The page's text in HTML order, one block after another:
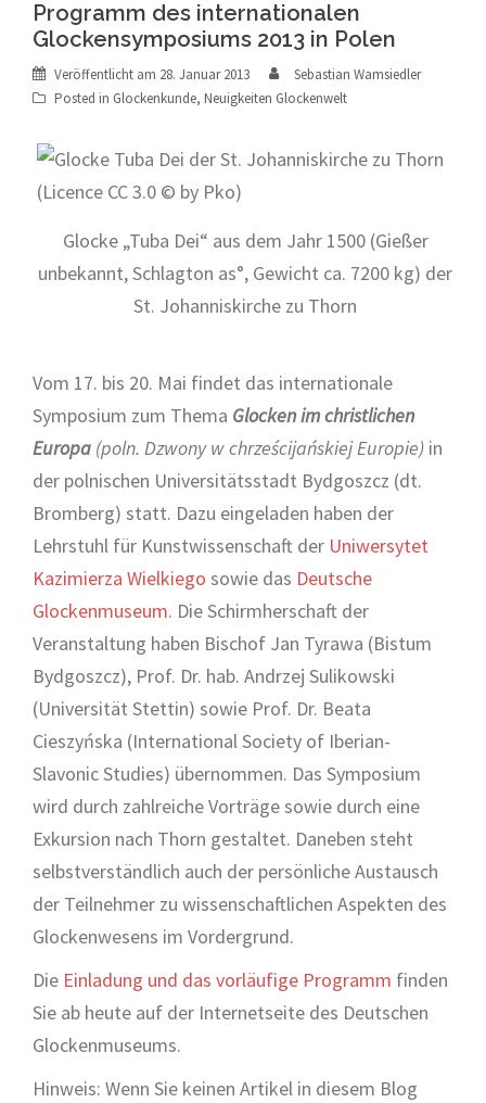
Programm des internationalen
Glockensymposiums 2013 in Polen
Veröffentlicht am 28. Januar 2013
Sebastian Wamsiedler
Posted in Glockenkunde, Neuigkeiten Glockenwelt
Glocke „Tuba Dei“ aus dem Jahr 1500 (Gießer
unbekannt, Schlagton as°, Gewicht ca. 7200 kg) der
St. Johanniskirche zu Thorn
Vom 17. bis 20. Mai findet das internationale
Symposium zum Thema Glocken im christlichen
Europa (poln. Dzwony w chrześcijańskiej Europie) in
der polnischen Universitätsstadt Bydgoszcz (dt.
Bromberg) statt. Dazu eingeladen haben der
Lehrstuhl für Kunstwissenschaft der Uniwersytet
Kazimierza Wielkiego sowie das Deutsche
Glockenmuseum. Die Schirmherschaft der
Veranstaltung haben Bischof Jan Tyrawa (Bistum
Bydgoszcz), Prof. Dr. hab. Andrzej Sulikowski
(Universität Stettin) sowie Prof. Dr. Beata
Cieszyńska (International Society of Iberian-
Slavonic Studies) übernommen. Das Symposium
wird durch zahlreiche Vorträge sowie durch eine
Exkursion nach Thorn gestaltet. Daneben steht
selbstverständlich auch der persönliche Austausch
der Teilnehmer zu wissenschaftlichen Aspekten des
Glockenwesens im Vordergrund.
Die Einladung und das vorläufige Programm finden
Sie ab heute auf der Internetseite des Deutschen
Glockenmuseums.
Hinweis: Wenn Sie keinen Artikel in diesem Blog